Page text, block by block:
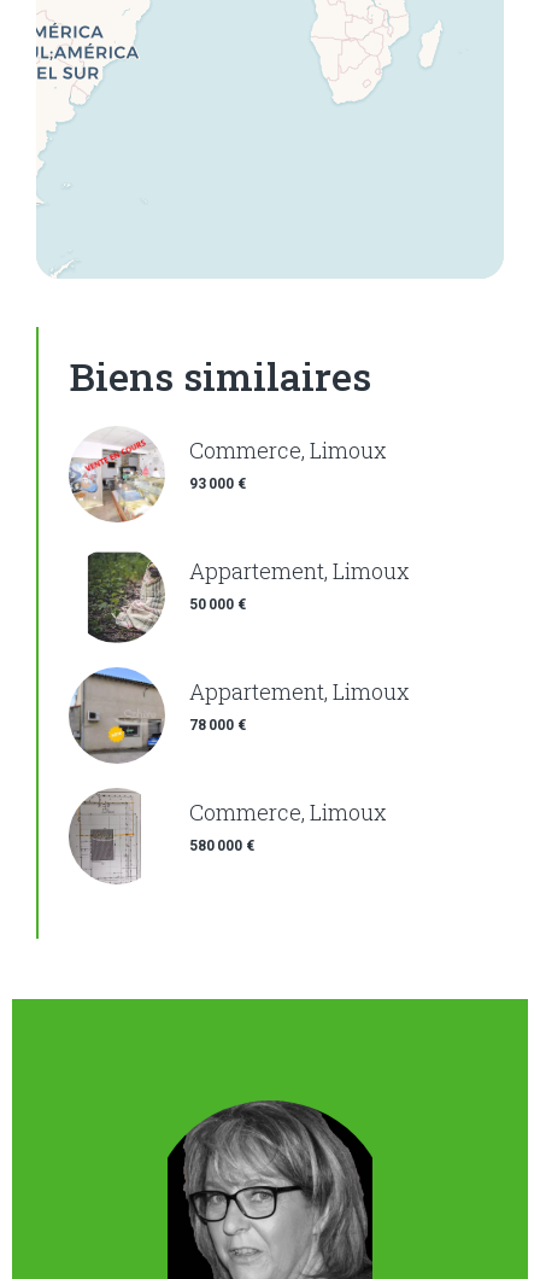
Biens similaires
Commerce, Limoux
93 000 €
Appartement, Limoux
50 000 €
Appartement, Limoux
78 000 €
Commerce, Limoux
580 000 €